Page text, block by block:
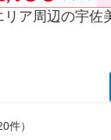
ア周辺の宇佐
件）